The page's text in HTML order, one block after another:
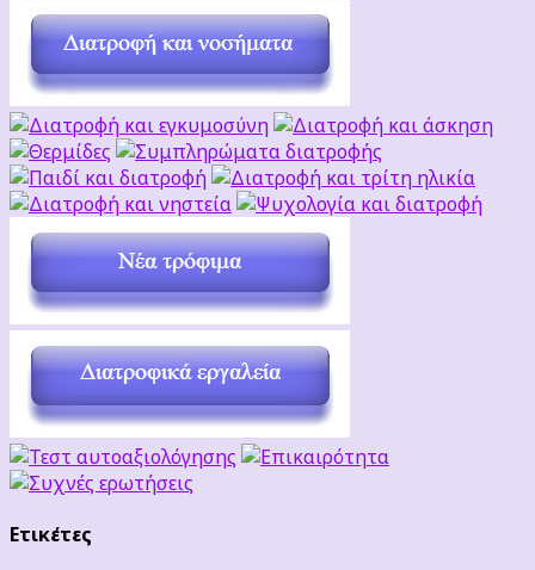
Ετικέτες